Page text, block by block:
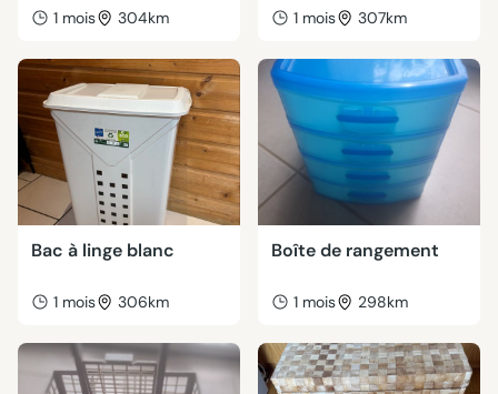
1 mois 304km 1 mois 307km
Bac à linge blanc
1 mois 306km
Boîte de rangement
1 mois 298km